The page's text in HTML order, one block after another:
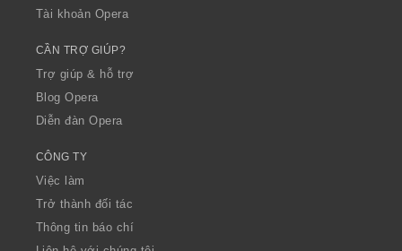
Tài khoản Opera
CẦN TRỢ GIÚP?
Trợ giúp & hỗ trợ
Blog Opera
Diễn đàn Opera
CÔNG TY
Việc làm
Trở thành đối tác
Thông tin báo chí